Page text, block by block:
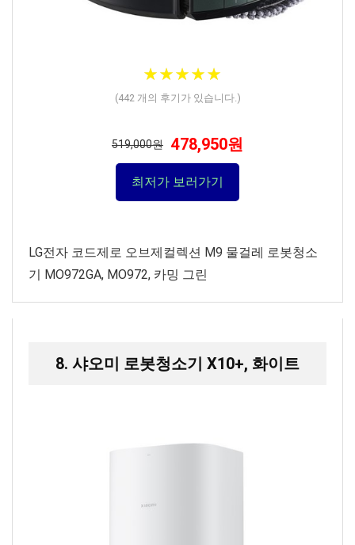
★★★★★
★★★★★
(442개의 후기가 있습니다.)
519,000원 478,950원
최저가 보러가기
LG전자 코드제로 오브제컬렉션 M9 물걸레 로봇청소
기 MO972GA, MO972, 카밍 그린
8. 샤오미 로봇청소기 X10+, 화이트